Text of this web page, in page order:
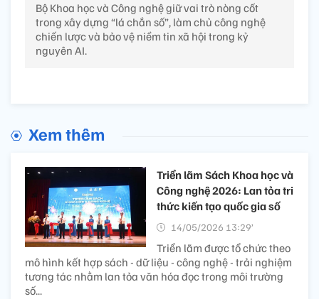
Bộ Khoa học và Công nghệ giữ vai trò nòng cốt
trong xây dựng “lá chắn số”, làm chủ công nghệ
chiến lược và bảo vệ niềm tin xã hội trong kỷ
nguyên AI.
Xem thêm
Triển lãm Sách Khoa học và
Công nghệ 2026: Lan tỏa tri
thức kiến tạo quốc gia số
14/05/2026 13:29’
Triển lãm được tổ chức theo
mô hình kết hợp sách - dữ liệu - công nghệ - trải nghiệm
tương tác nhằm lan tỏa văn hóa đọc trong môi trường
số...